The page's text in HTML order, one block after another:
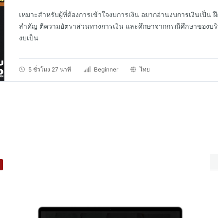
เหมาะสำหรับผู้ที่ต้องการเข้าใจงบการเงิน อยากอ่านงบการเงินเป็
สำคัญ ตีความอัตราส่วนทางการเงิน และศึกษาจากกรณีศึกษาของบ
งบเป็น
5 ชั่วโมง 27 นาที Beginner ไทย